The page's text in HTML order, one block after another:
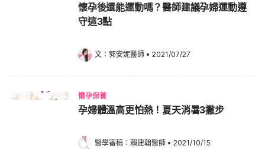
懷孕後還能運動嗎？醫師建議孕婦運動遵
守這3點
文： 郭安妮醫師 • 2021/07/27
懷孕保養
孕婦體溫高更怕熱！夏天消暑3撇步
醫學審稿： 賴建翰醫師 • 2021/10/15